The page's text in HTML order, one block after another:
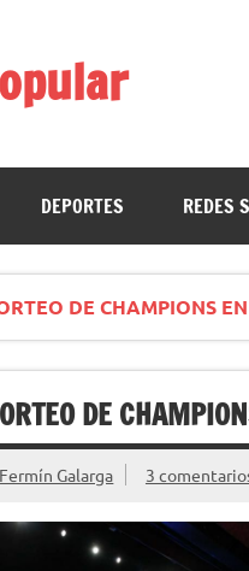
DEPORTES REDES
DE CHAMPIONS
DE
Fermín Galarga 3